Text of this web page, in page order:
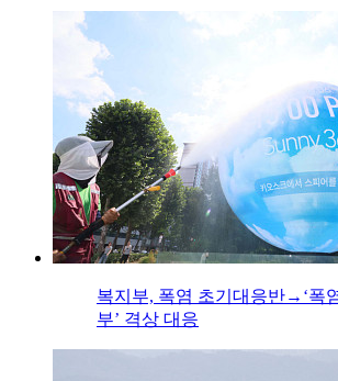
복지부, 폭염 초기대응반→‘폭
부’ 격상 대응